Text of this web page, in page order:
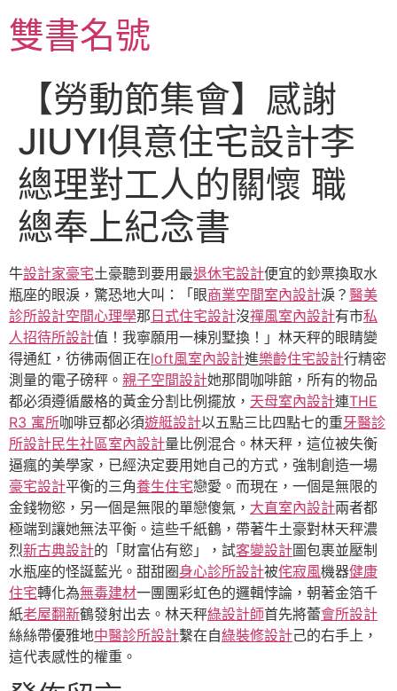
至
主雙書名號
【勞動節集會】感謝
JIUYI俱意住宅設計李
總理對工人的關懷 職
總奉上紀念書
牛設計家豪宅土豪聽到要用最退休宅設計便宜的鈔票換取水
瓶座的眼淚，驚恐地大叫：「眼商業空間室內設計淚？ 醫美
診所設計空間心理學那 日式住宅設計沒禪風室內設計有市私
人招待所設計值！我寧願用一棟別墅換！」林天秤的眼睛變
得通紅，彷彿兩個正在loft風室內設計進樂齡住宅設計行精密
測量的電子磅秤。 親子空間設計她那間咖啡館，所有的物品
都必須遵循嚴格的黃金分割比例擺放， 天母室內設計連THE
R3 寓所咖啡豆都必須遊艇設計以五點三比四點七的重牙醫診
所設計民生社區室內設計量比例混合。林天秤，這位被失衡
逼瘋的美學家，已經決定要用她自己的方式，強制創造一場
豪宅設計平衡的三角養生住宅戀愛。而現在，一個是無限的
金錢物慾，另一個是無限的單戀傻氣， 大直室內設計兩者都
極端到讓她無法平衡。這些千紙鶴，帶著牛土豪對林天秤濃
烈新古典設計的「財富佔有慾」，試客變設計圖包裹並壓制
水瓶座的怪誕藍光。甜甜圈身心診所設計被侘寂風機器健康
住宅轉化為無毒建材一團團彩虹色的邏輯悖論，朝著金箔千
紙老屋翻新鶴發射出去。林天秤綠設計師首先將蕾會所設計
絲絲帶優雅地中醫診所設計繫在自綠裝修設計己的右手上，
這代表感性的權重。